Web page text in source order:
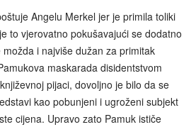
Angelu Merkel jer je primila toliki
to vjerovatno pokušavajući se dodatno
i najviše dužan za primitak
maskarada disidentstvom
pijaci, dovoljno je bilo da se
kao pobunjeni i ugroženi subjekt
cijena. Upravo zato Pamuk ističe